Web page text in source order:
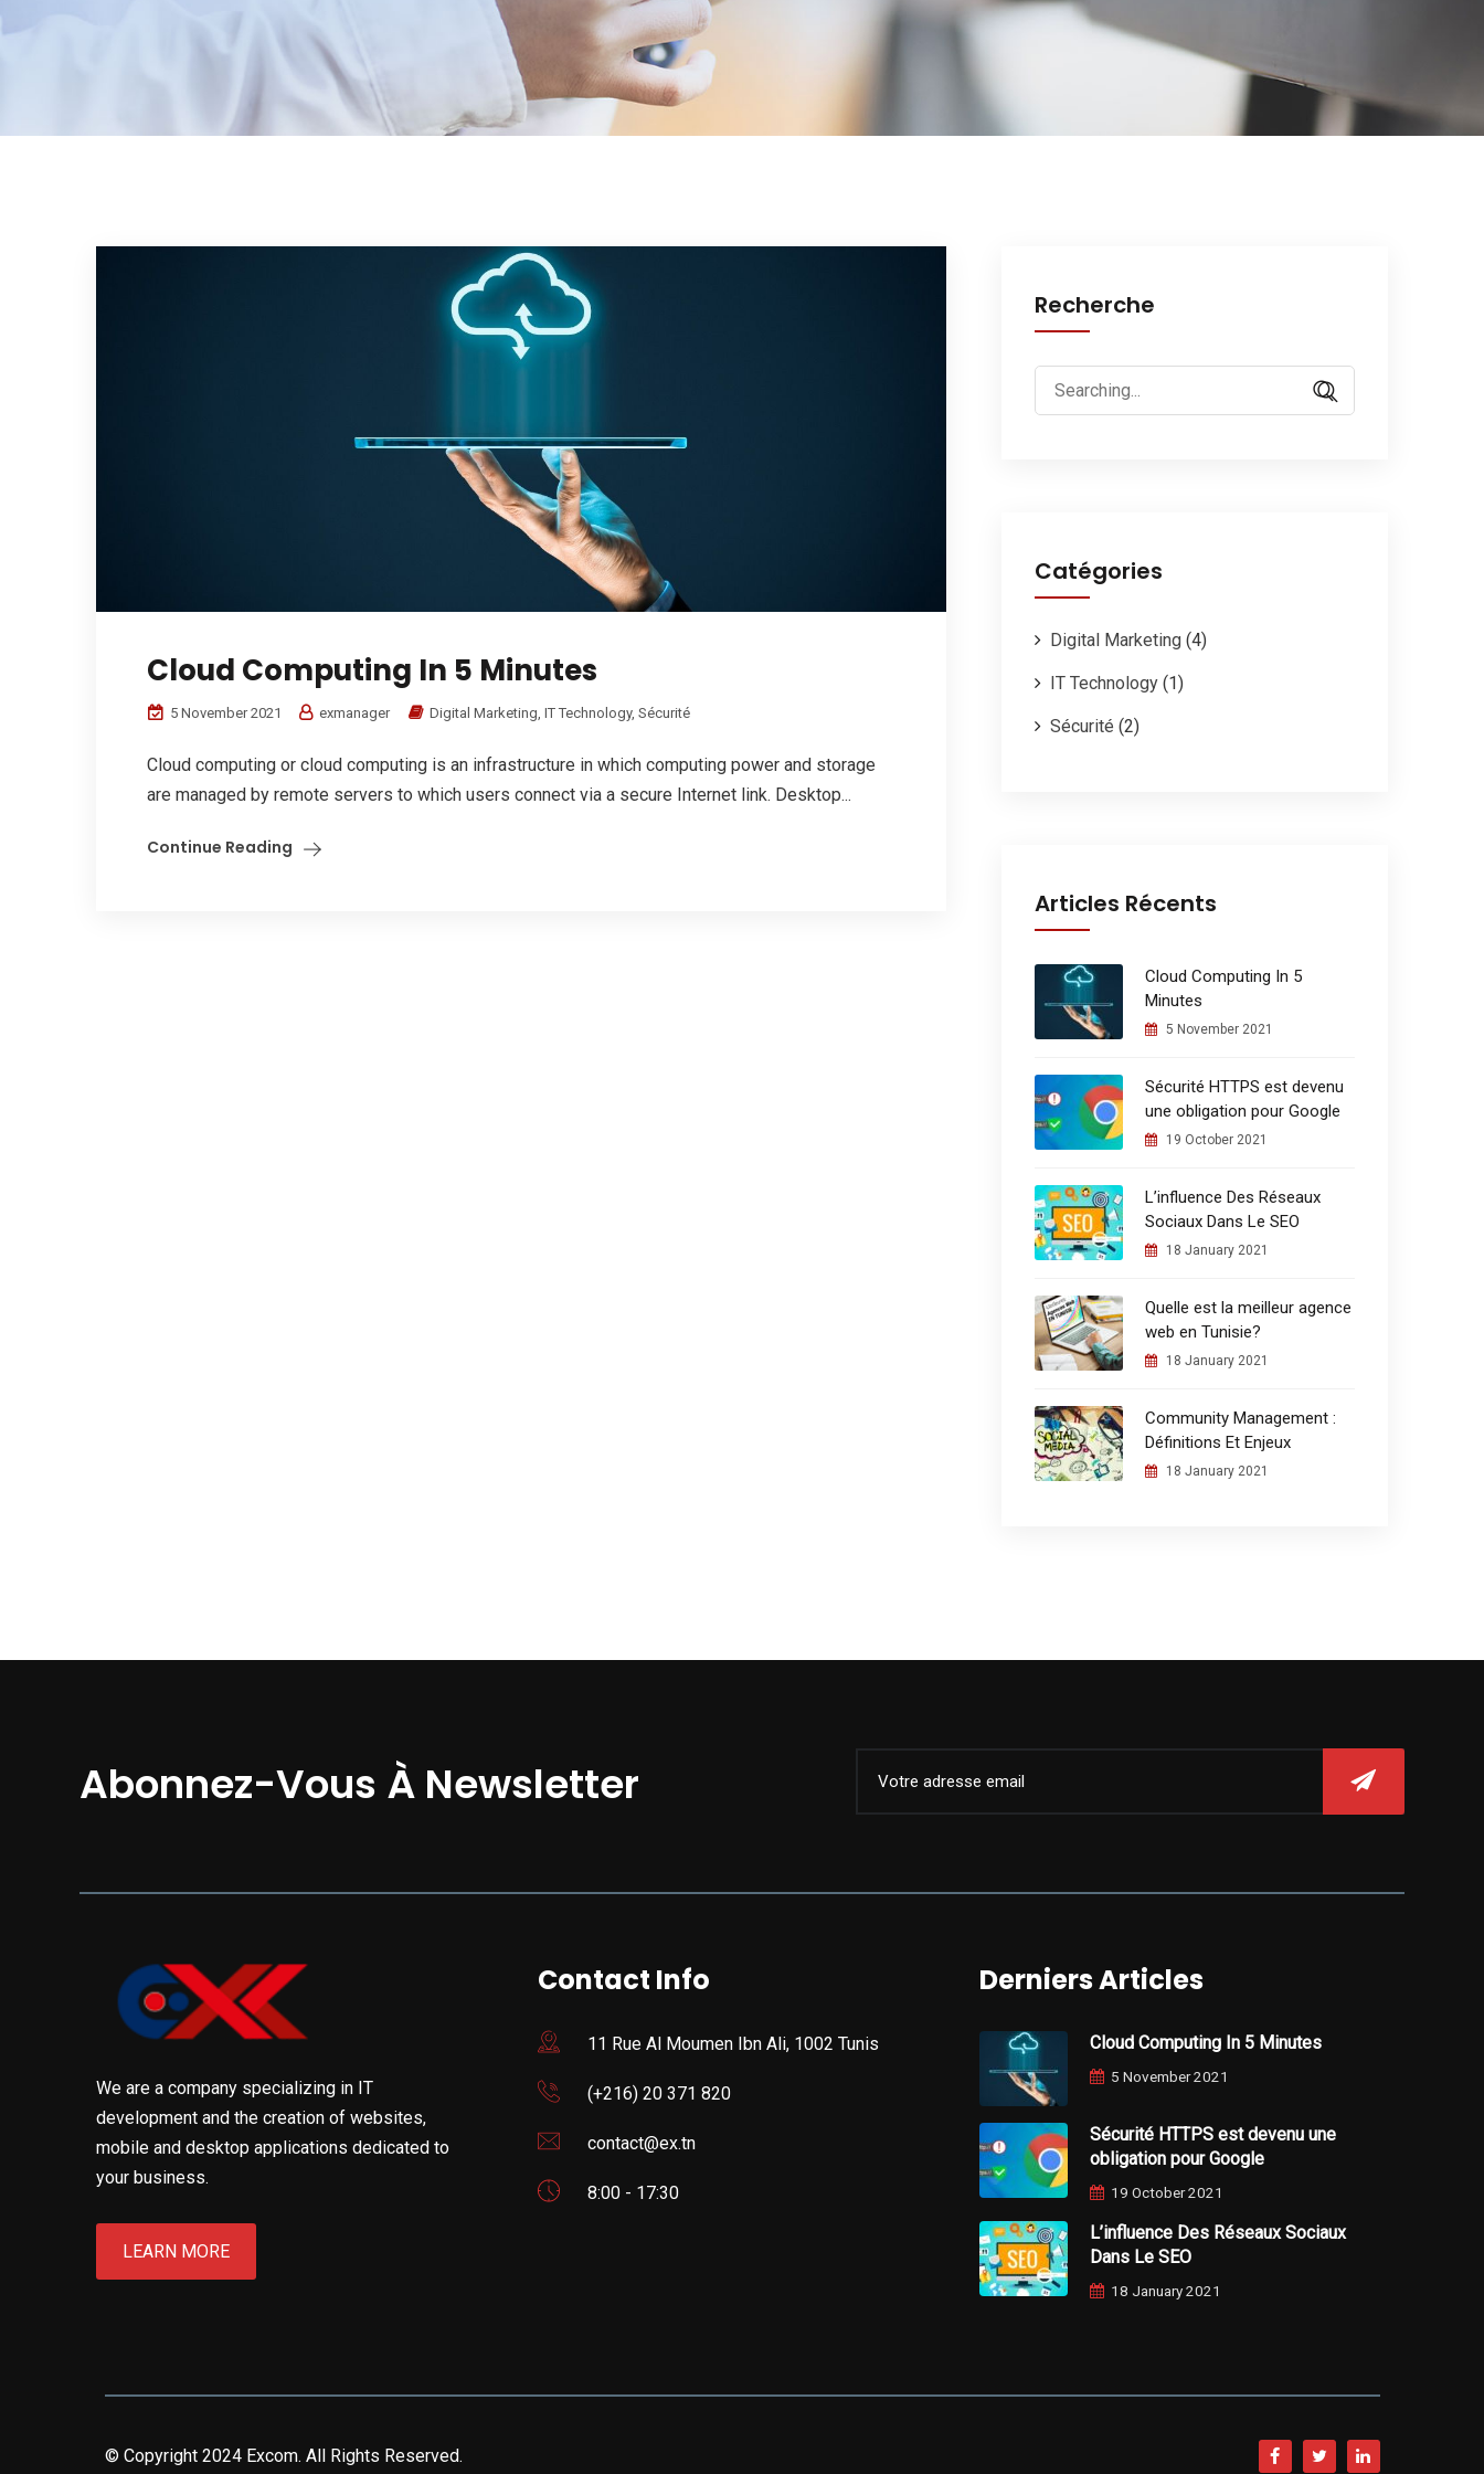
Cloud Computing In 5 Minutes
5 November 2021 exmanager Digital Marketing, IT Technology, Sécurité
Cloud computing or cloud computing is an infrastructure in which computing power and storage
are managed by remote servers to which users connect via a secure Internet link. Desktop...
Continue Reading
Recherche
Search
for:
Catégories
Digital Marketing (4)
IT Technology (1)
Sécurité (2)
Articles Récents
Cloud Computing In 5
Minutes
5 November 2021
Sécurité HTTPS est devenu
une obligation pour Google
19 October 2021
L’influence Des Réseaux
Sociaux Dans Le SEO
18 January 2021
Quelle est la meilleur agence
web en Tunisie?
18 January 2021
Community Management :
Définitions Et Enjeux
18 January 2021
Abonnez-Vous À Newsletter
We are a company specializing in IT
development and the creation of websites,
mobile and desktop applications dedicated to
your business.
LEARN MORE
Contact Info
11 Rue Al Moumen Ibn Ali, 1002 Tunis
(+216) 20 371 820
contact@ex.tn
8:00 - 17:30
Derniers Articles
Cloud Computing In 5 Minutes
5 November 2021
Sécurité HTTPS est devenu une
obligation pour Google
19 October 2021
L’influence Des Réseaux Sociaux
Dans Le SEO
18 January 2021
© Copyright 2024 Excom. All Rights Reserved.